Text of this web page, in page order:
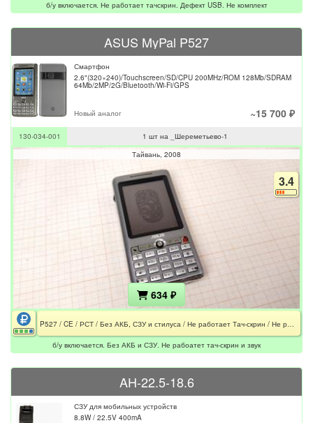
б/у включается. Не работает тачскрин. Дефект USB. Не комплект
ASUS MyPal P527
Смартфон
2.6"(320×240)/Touchscreen/SD/CPU 200MHz/ROM 128Mb/SDRAM
64Mb/2MP/2G/Bluetooth/Wi-Fi/GPS
Новый аналог ~15 700 ₽
130-034-001
1 шт на _Шереметьево-1
Тайвань 2008
3.4
634 ₽
P527 / CE / РСТ / Без АКБ, СЗУ и стилуса / Не работает Тач-скрин / Не работает звук
б/у включается. Без АКБ и СЗУ. Не рабоатет тач-скрин и звук
AH-22.5-18.6
СЗУ для мобильных устройств
8.8W / 22.5V 400mA